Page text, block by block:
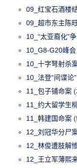
09_红宝石酒楼
09_超市东主陈
10_“太亚裔化”
10_G8-G20峰会
10_十字弩射杀
10_法登“间谍论”
11_包子铺命案
11_约大留学生
11_韩建国命案
12_刘冠华分尸
12_林俊遭肢解
12_王立军薄熙